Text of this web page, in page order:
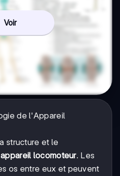
Voir
de l'Appareil
structure et le
appareil locomoteur. Les
os entre eux et peuvent